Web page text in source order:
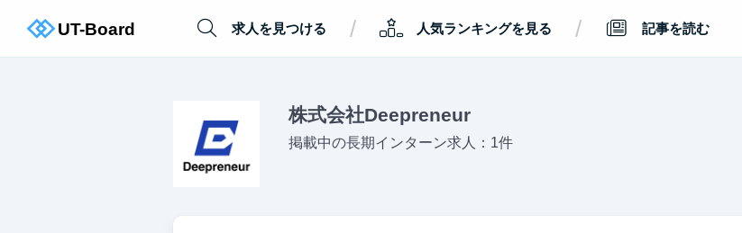
求人を見つける / 人気ランキングを見る / 記事を読む
株式会社Deepreneur
掲載中の長期インターン求人：1件